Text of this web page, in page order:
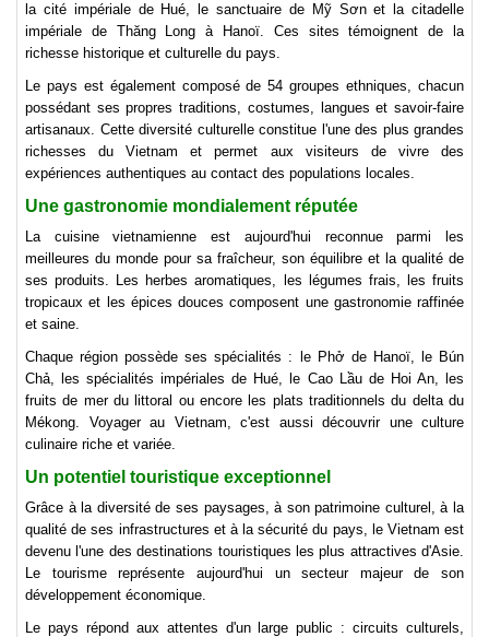
la cité impériale de Hué, le sanctuaire de Mỹ Sơn et la citadelle
impériale de Thăng Long à Hanoï. Ces sites témoignent de la
richesse historique et culturelle du pays.
Le pays est également composé de 54 groupes ethniques, chacun
possédant ses propres traditions, costumes, langues et savoir-faire
artisanaux. Cette diversité culturelle constitue l'une des plus grandes
richesses du Vietnam et permet aux visiteurs de vivre des
expériences authentiques au contact des populations locales.
Une gastronomie mondialement réputée
La cuisine vietnamienne est aujourd'hui reconnue parmi les
meilleures du monde pour sa fraîcheur, son équilibre et la qualité de
ses produits. Les herbes aromatiques, les légumes frais, les fruits
tropicaux et les épices douces composent une gastronomie raffinée
et saine.
Chaque région possède ses spécialités : le Phở de Hanoï, le Bún
Chả, les spécialités impériales de Hué, le Cao Lầu de Hoi An, les
fruits de mer du littoral ou encore les plats traditionnels du delta du
Mékong. Voyager au Vietnam, c'est aussi découvrir une culture
culinaire riche et variée.
Un potentiel touristique exceptionnel
Grâce à la diversité de ses paysages, à son patrimoine culturel, à la
qualité de ses infrastructures et à la sécurité du pays, le Vietnam est
devenu l'une des destinations touristiques les plus attractives d'Asie.
Le tourisme représente aujourd'hui un secteur majeur de son
développement économique.
Le pays répond aux attentes d'un large public : circuits culturels,